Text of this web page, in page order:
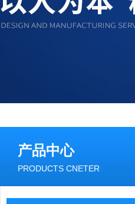
产品中心
PRODUCTS CNETER